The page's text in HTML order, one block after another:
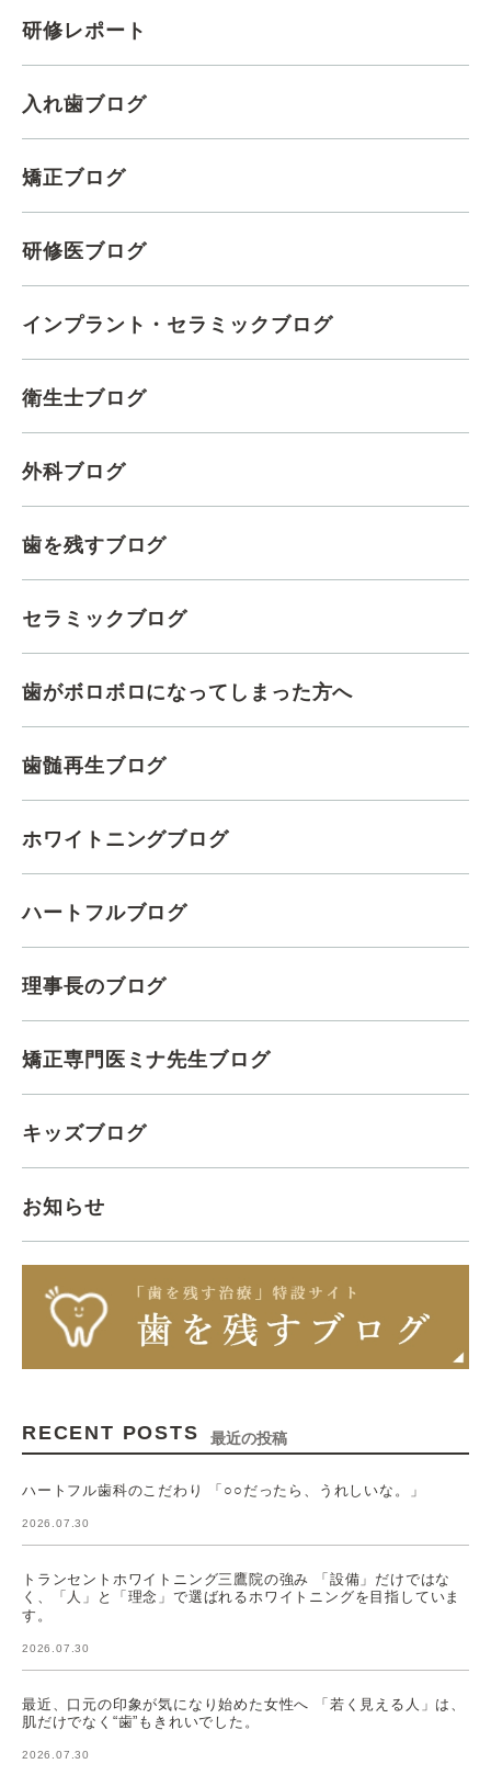
研修レポート
入れ歯ブログ
矯正ブログ
研修医ブログ
インプラント・セラミックブログ
衛生士ブログ
外科ブログ
歯を残すブログ
セラミックブログ
歯がボロボロになってしまった方へ
歯髄再生ブログ
ホワイトニングブログ
ハートフルブログ
理事長のブログ
矯正専門医ミナ先生ブログ
キッズブログ
お知らせ
RECENT POSTS 最近の投稿
ハートフル歯科のこだわり 「○○だったら、うれしいな。」
2026.07.30
トランセントホワイトニング三鷹院の強み 「設備」だけではな
く、「人」と「理念」で選ばれるホワイトニングを目指していま
す。
2026.07.30
最近、口元の印象が気になり始めた女性へ 「若く見える人」は、
肌だけでなく“歯”もきれいでした。
2026.07.30